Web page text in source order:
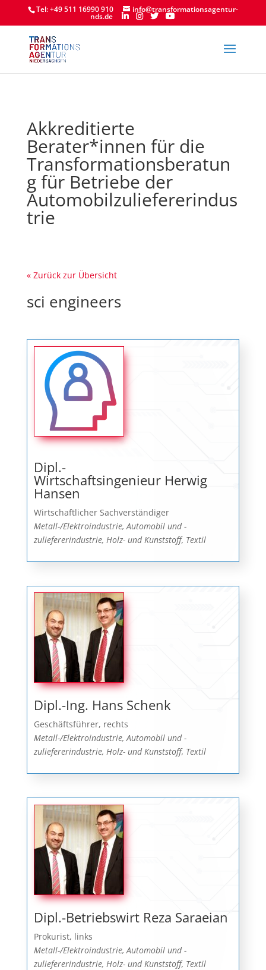
Tel: +49 511 16990 910 info@transformationsagentur-
nds.de
Akkreditierte
Berater*innen für die
Transformationsberatun
g für Betriebe der
Automobilzuliefererindus
trie
« Zurück zur Übersicht
sci engineers
Dipl.-
Wirtschaftsingenieur Herwig
Hansen
Wirtschaftlicher Sachverständiger
Metall-/Elektroindustrie, Automobil und -
zuliefererindustrie, Holz- und Kunststoff, Textil
Dipl.-Ing. Hans Schenk
Geschäftsführer, rechts
Metall-/Elektroindustrie, Automobil und -
zuliefererindustrie, Holz- und Kunststoff, Textil
Dipl.-Betriebswirt Reza Saraeian
Prokurist, links
Metall-/Elektroindustrie, Automobil und -
zuliefererindustrie, Holz- und Kunststoff, Textil